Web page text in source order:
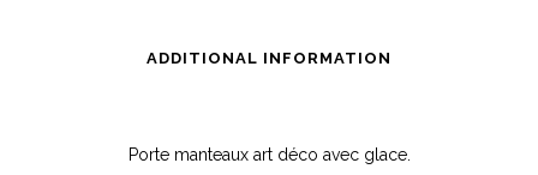
ADDITIONAL INFORMATION
Porte manteaux art déco avec glace.